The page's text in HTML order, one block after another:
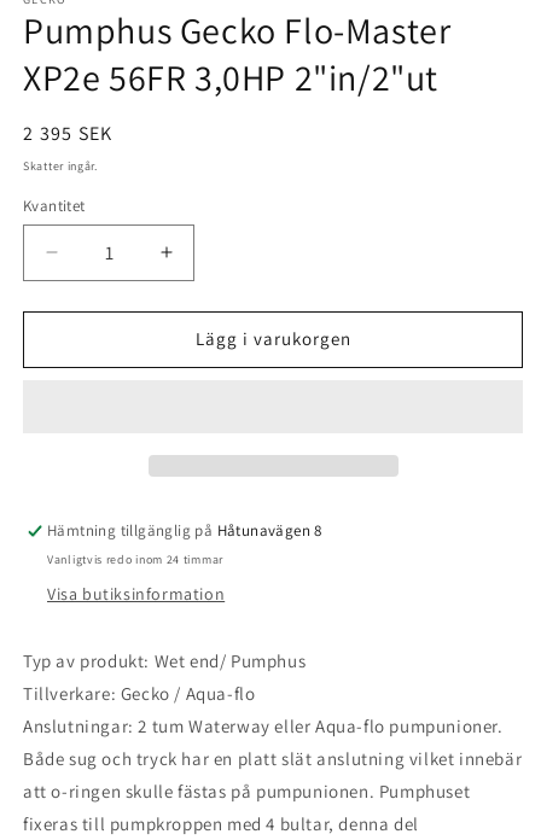
i
modalfönster
Pumphus Gecko Flo-Master
XP2e 56FR 3,0HP 2"in/2"ut
Ordinarie
pris
2 395 SEK
Skatter ingår.
Kvantitet
Minska
kvantitet
för
Gecko
Öka
kvantitet
för
Pumphus
Gecko
Lägg i varukorgen
Hämtning tillgänglig på Håtunavägen 8
Vanligtvis redo inom 24 timmar
Visa butiksinformation
Typ av produkt: Wet end/ Pumphus
Tillverkare: Gecko / Aqua-flo
Anslutningar: 2 tum Waterway eller Aqua-flo pumpunioner.
Både sug och tryck har en platt slät anslutning vilket innebär
att o-ringen skulle fästas på pumpunionen. Pumphuset
fixeras till pumpkroppen med 4 bultar, denna del